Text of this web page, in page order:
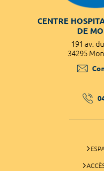
CENTRE
DE
191 av.
34295